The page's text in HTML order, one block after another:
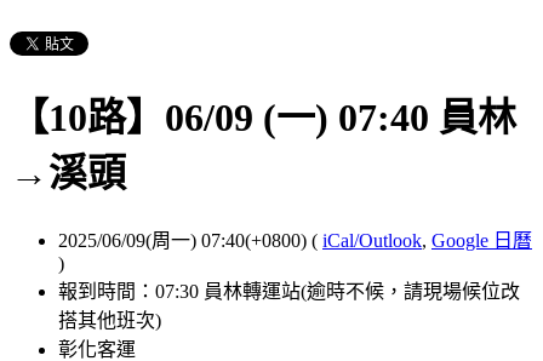
【10路】06/09 (一) 07:40 員林
→溪頭
2025/06/09(周一) 07:40(+0800) ( iCal/Outlook, Google 日曆
)
報到時間：07:30 員林轉運站(逾時不候，請現場候位改
搭其他班次)
彰化客運